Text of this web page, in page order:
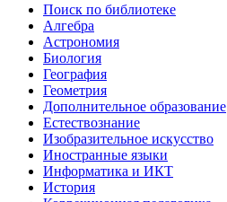
Поиск по библиотеке
Алгебра
Астрономия
Биология
География
Геометрия
Дополнительное образование
Естествознание
Изобразительное искусство
Иностранные языки
Информатика и ИКТ
История